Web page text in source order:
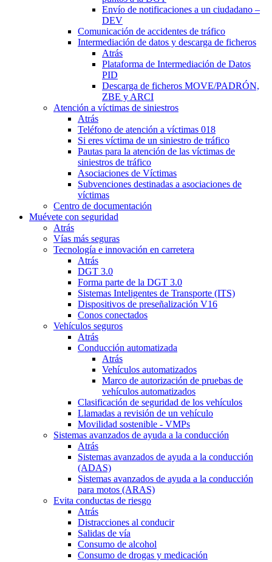
Envío de notificaciones a un ciudadano –
DEV
Comunicación de accidentes de tráfico
Intermediación de datos y descarga de ficheros
Atrás
Plataforma de Intermediación de Datos
PID
Descarga de ficheros MOVE/PADRÓN,
ZBE y ARCI
Atención a víctimas de siniestros
Atrás
Teléfono de atención a víctimas 018
Si eres víctima de un siniestro de tráfico
Pautas para la atención de las víctimas de
siniestros de tráfico
Asociaciones de Víctimas
Subvenciones destinadas a asociaciones de
víctimas
Centro de documentación
Muévete con seguridad
Atrás
Vías más seguras
Tecnología e innovación en carretera
Atrás
DGT 3.0
Forma parte de la DGT 3.0
Sistemas Inteligentes de Transporte (ITS)
Dispositivos de preseñalización V16
Conos conectados
Vehículos seguros
Atrás
Conducción automatizada
Atrás
Vehículos automatizados
Marco de autorización de pruebas de
vehículos automatizados
Clasificación de seguridad de los vehículos
Llamadas a revisión de un vehículo
Movilidad sostenible - VMPs
Sistemas avanzados de ayuda a la conducción
Atrás
Sistemas avanzados de ayuda a la conducción
(ADAS)
Sistemas avanzados de ayuda a la conducción
para motos (ARAS)
Evita conductas de riesgo
Atrás
Distracciones al conducir
Salidas de vía
Consumo de alcohol
Consumo de drogas y medicación